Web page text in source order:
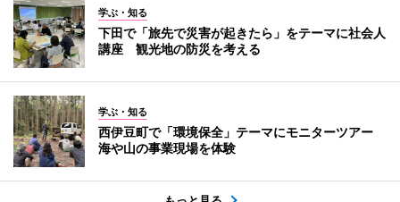
学ぶ・知る
下田で「旅先で災害が起きたら」をテーマに社会人
講座 観光地の防災を考える
学ぶ・知る
西伊豆町で「環境保全」テーマにモニターツアー
海や山の事業現場を体験